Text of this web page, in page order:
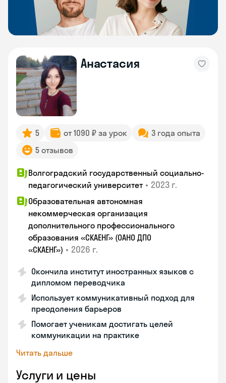
Анастасия
5 от 1090 ₽ за урок
3 года опыта
5 отзывов
Волгоградский государственный социально-
педагогический университет • 2023 г.
Образовательная автономная
некоммерческая организация
дополнительного профессионального
образования «СКАЕНГ» (ОАНО ДПО
«СКАЕНГ») • 2026 г.
Окончила институт иностранных языков с
дипломом переводчика
Использует коммуникативный подход для
преодоления барьеров
Помогает ученикам достигать целей
коммуникации на практике
Читать дальше
Услуги и цены